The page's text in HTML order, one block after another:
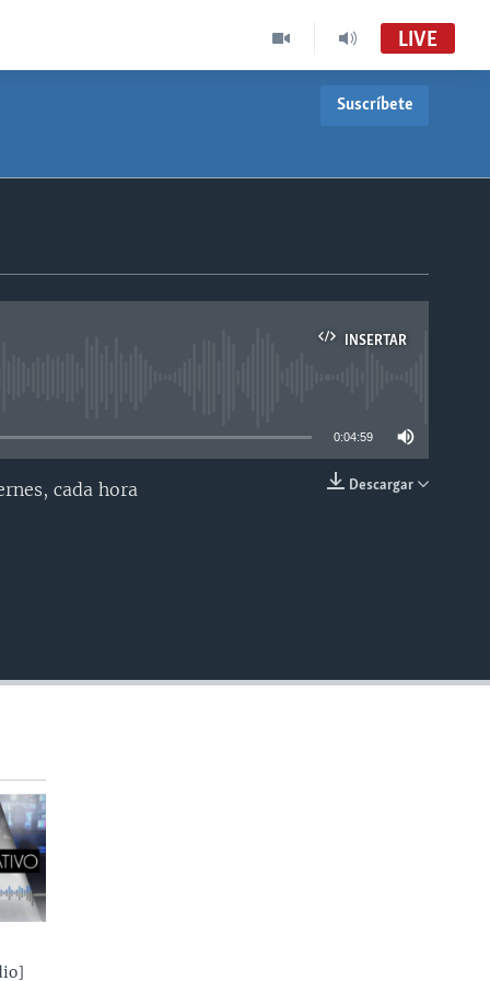
LIVE
Suscríbete
INSERTAR
0:04:59
Descargar
cada hora